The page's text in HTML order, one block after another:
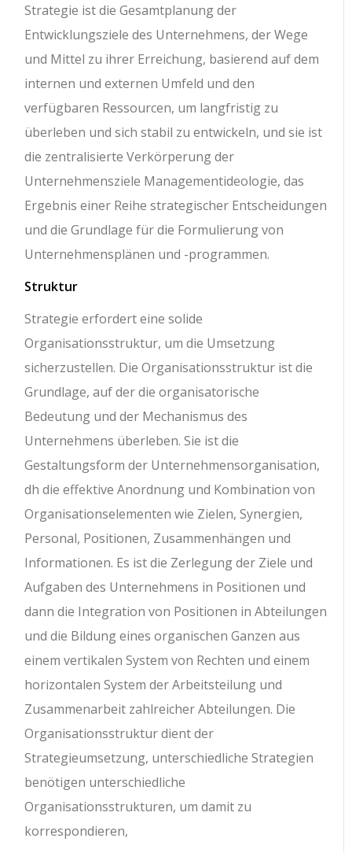
Strategie ist die Gesamtplanung der
Entwicklungsziele des Unternehmens, der Wege
und Mittel zu ihrer Erreichung, basierend auf dem
internen und externen Umfeld und den
verfügbaren Ressourcen, um langfristig zu
überleben und sich stabil zu entwickeln, und sie ist
die zentralisierte Verkörperung der
Unternehmensziele Managementideologie, das
Ergebnis einer Reihe strategischer Entscheidungen
und die Grundlage für die Formulierung von
Unternehmensplänen und -programmen.
Struktur
Strategie erfordert eine solide
Organisationsstruktur, um die Umsetzung
sicherzustellen. Die Organisationsstruktur ist die
Grundlage, auf der die organisatorische
Bedeutung und der Mechanismus des
Unternehmens überleben. Sie ist die
Gestaltungsform der Unternehmensorganisation,
dh die effektive Anordnung und Kombination von
Organisationselementen wie Zielen, Synergien,
Personal, Positionen, Zusammenhängen und
Informationen. Es ist die Zerlegung der Ziele und
Aufgaben des Unternehmens in Positionen und
dann die Integration von Positionen in Abteilungen
und die Bildung eines organischen Ganzen aus
einem vertikalen System von Rechten und einem
horizontalen System der Arbeitsteilung und
Zusammenarbeit zahlreicher Abteilungen. Die
Organisationsstruktur dient der
Strategieumsetzung, unterschiedliche Strategien
benötigen unterschiedliche
Organisationsstrukturen, um damit zu
korrespondieren,